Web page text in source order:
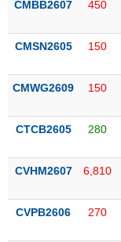
Tâm
thị
trường
CMBB2607 450
CMSN2605 150
CMWG2609 150
CTCB2605 280
CVHM2607 6,810
CVPB2606 270
DÙNG
THIẾT
YẾU
TIÊU